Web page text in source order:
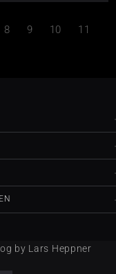
8 9 10
11
by Lars Heppner